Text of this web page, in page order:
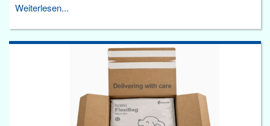
Weiterlesen...